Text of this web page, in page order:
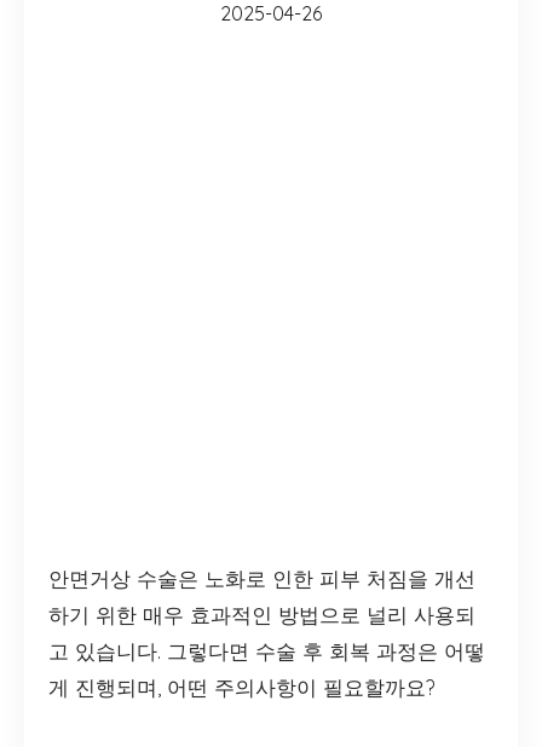
2025-04-26
안면거상 수술은 노화로 인한 피부 처짐을 개선
하기 위한 매우 효과적인 방법으로 널리 사용되
고 있습니다. 그렇다면 수술 후 회복 과정은 어떻
게 진행되며, 어떤 주의사항이 필요할까요?